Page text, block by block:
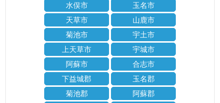
水俣市
玉名市
天草市
山鹿市
菊池市
宇土市
上天草市
宇城市
阿蘇市
合志市
下益城郡
玉名郡
菊池郡
阿蘇郡